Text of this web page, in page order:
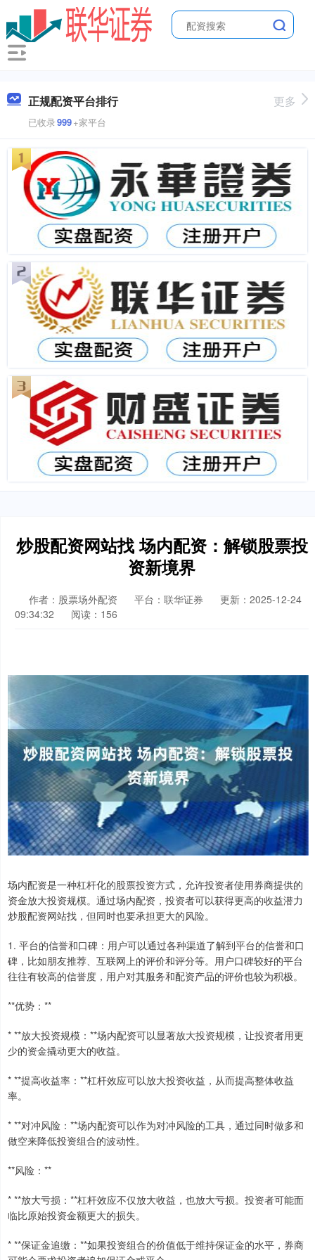
正规配资平台排行
已收录999+家平台
更多
炒股配资网站找 场内配资：解锁股票投
资新境界
作者：股票场外配资 平台：联华证券
更新：2025-12-24
09:34:32
阅读：156
场内配资是一种杠杆化的股票投资方式，允许投资者使用券商提供的
资金放大投资规模。通过场内配资，投资者可以获得更高的收益潜力
炒股配资网站找，但同时也要承担更大的风险。
1. 平台的信誉和口碑：用户可以通过各种渠道了解到平台的信誉和口
碑，比如朋友推荐、互联网上的评价和评分等。用户口碑较好的平台
往往有较高的信誉度，用户对其服务和配资产品的评价也较为积极。
**优势：**
* **放大投资规模：**场内配资可以显著放大投资规模，让投资者用更
少的资金撬动更大的收益。
* **提高收益率：**杠杆效应可以放大投资收益，从而提高整体收益
率。
* **对冲风险：**场内配资可以作为对冲风险的工具，通过同时做多和
做空来降低投资组合的波动性。
**风险：**
* **放大亏损：**杠杆效应不仅放大收益，也放大亏损。投资者可能面
临比原始投资金额更大的损失。
* **保证金追缴：**如果投资组合的价值低于维持保证金的水平，券商